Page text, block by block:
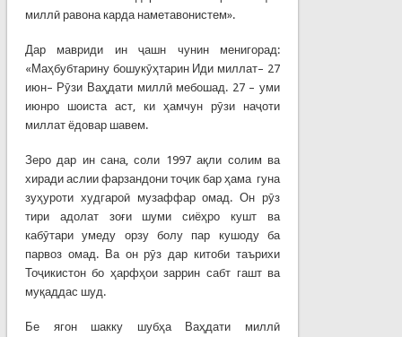
миллӣ равона карда наметавонистем».
Дар мавриди ин ҷашн чунин менигорад:
«Маҳбубтарину бошукӯҳтарин Иди миллат– 27
июн– Рӯзи Ваҳдати миллӣ мебошад. 27 – уми
июнро шоиста аст, ки ҳамчун рӯзи наҷоти
миллат ёдовар шавем.
Зеро дар ин сана, соли 1997 ақли солим ва
хиради аслии фарзандони тоҷик бар ҳама гуна
зуҳуроти худгароӣ музаффар омад. Он рӯз
тири адолат зоғи шуми сиёҳро кушт ва
кабӯтари умеду орзу болу пар кушоду ба
парвоз омад. Ва он рӯз дар китоби таърихи
Тоҷикистон бо ҳарфҳои заррин сабт гашт ва
муқаддас шуд.
Бе ягон шакку шубҳа Ваҳдати миллӣ